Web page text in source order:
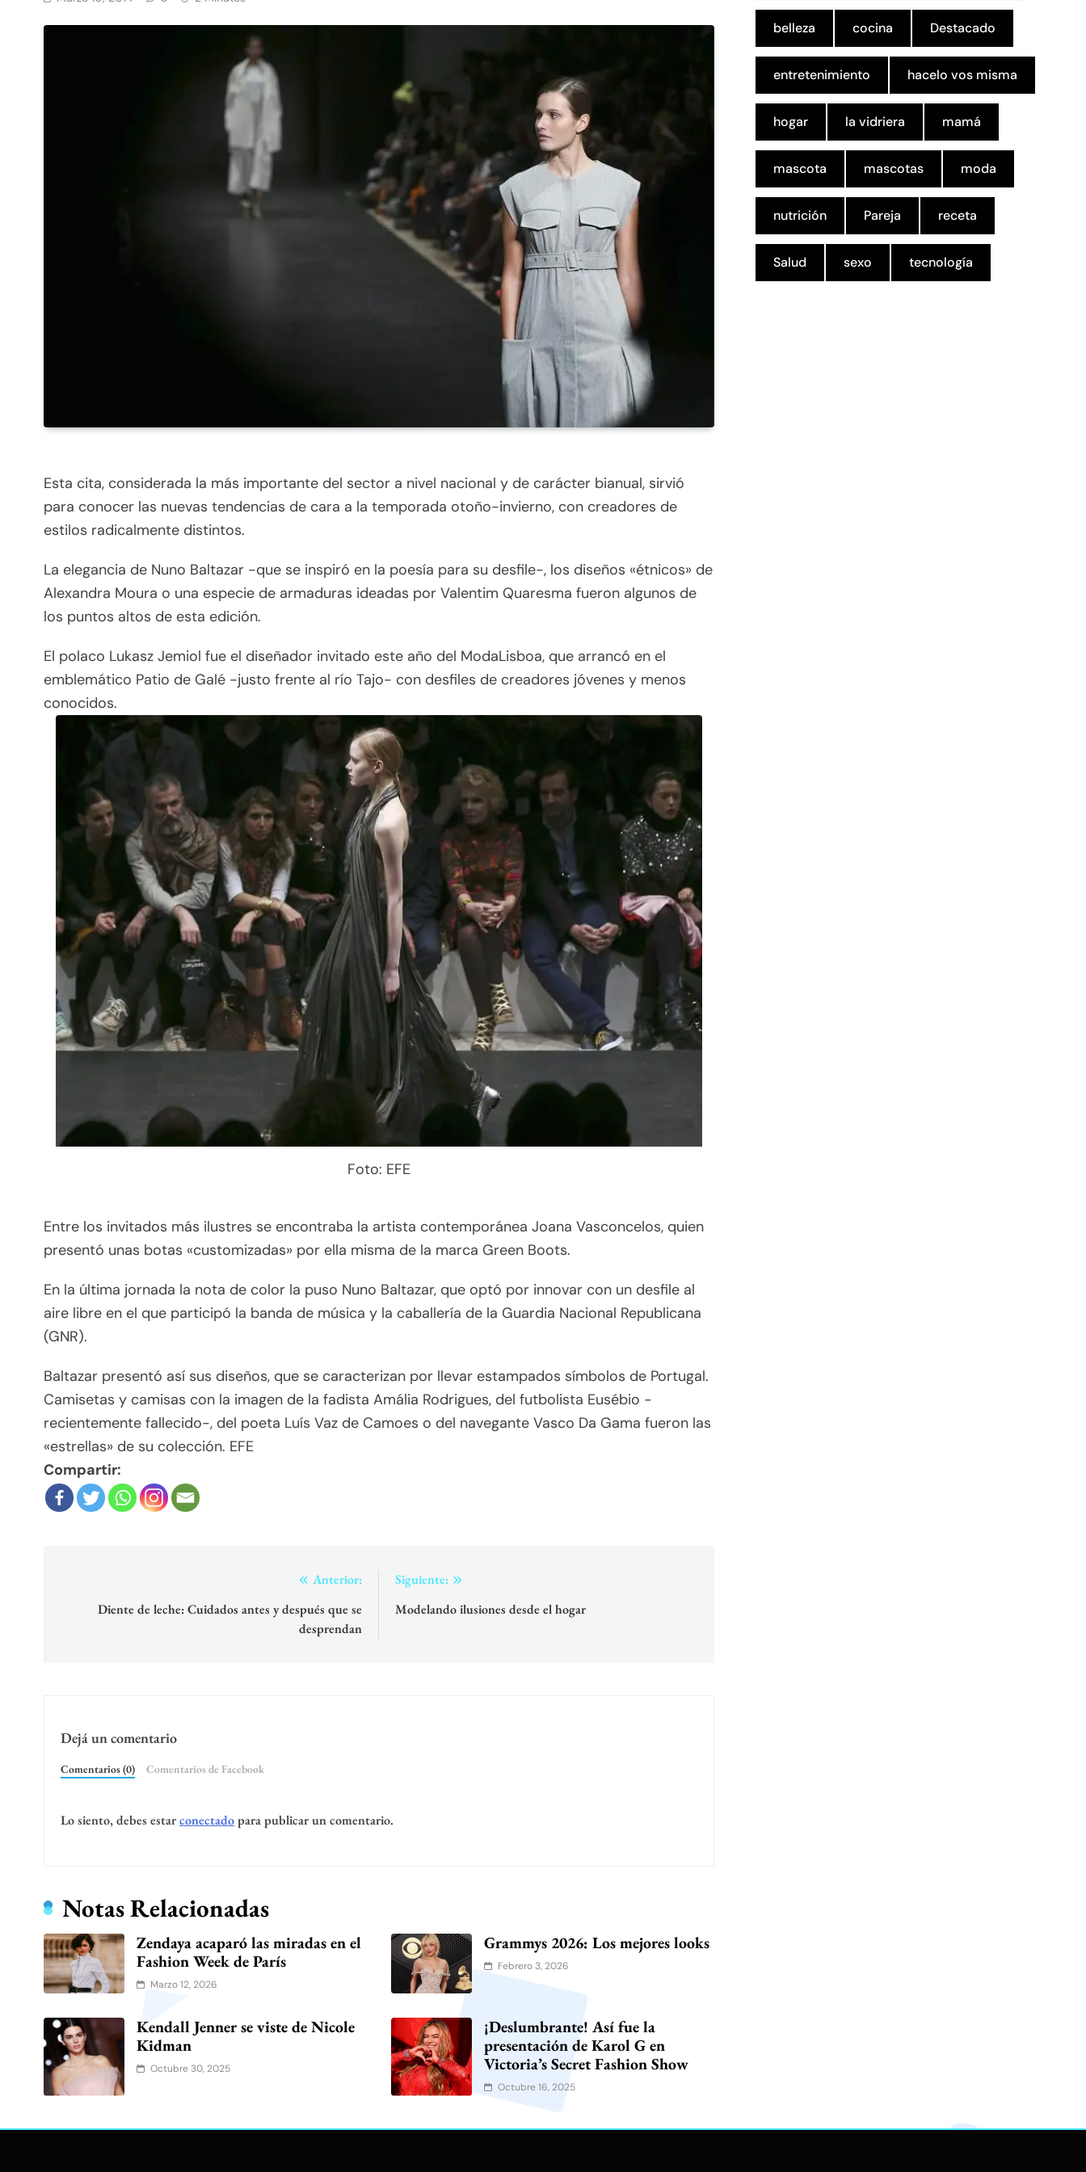
Esta cita, considerada la más importante del sector a nivel nacional y de carácter bianual, sirvió
para conocer las nuevas tendencias de cara a la temporada otoño-invierno, con creadores de
estilos radicalmente distintos.
La elegancia de Nuno Baltazar -que se inspiró en la poesía para su desfile-, los diseños «étnicos» de
Alexandra Moura o una especie de armaduras ideadas por Valentim Quaresma fueron algunos de
los puntos altos de esta edición.
El polaco Lukasz Jemiol fue el diseñador invitado este año del ModaLisboa, que arrancó en el
emblemático Patio de Galé -justo frente al río Tajo- con desfiles de creadores jóvenes y menos
conocidos.
Foto: EFE
Entre los invitados más ilustres se encontraba la artista contemporánea Joana Vasconcelos, quien
presentó unas botas «customizadas» por ella misma de la marca Green Boots.
En la última jornada la nota de color la puso Nuno Baltazar, que optó por innovar con un desfile al
aire libre en el que participó la banda de música y la caballería de la Guardia Nacional Republicana
(GNR).
Baltazar presentó así sus diseños, que se caracterizan por llevar estampados símbolos de Portugal.
Camisetas y camisas con la imagen de la fadista Amália Rodrigues, del futbolista Eusébio -
recientemente fallecido-, del poeta Luís Vaz de Camoes o del navegante Vasco Da Gama fueron las
«estrellas» de su colección. EFE
Compartir:
Anterior:
Diente de leche: Cuidados antes y después que se
desprendan
Siguiente:
Modelando ilusiones desde el hogar
Dejá un comentario
Comentarios (0) Comentarios de Facebook
Lo siento, debes estarconectadopara publicar un comentario.
Notas Relacionadas
Zendaya acaparó las miradas en el
Fashion Week de París
Marzo 12, 2026
Grammys 2026: Los mejores looks
Febrero 3, 2026
Kendall Jenner se viste de Nicole
Kidman
Octubre 30, 2025
¡Deslumbrante! Así fue la
presentación de Karol G en
Victoria’s Secret Fashion Show
Octubre 16, 2025
belleza cocina Destacado
entretenimiento hacelo vos misma
hogar la vidriera mamá
mascota mascotas moda
nutrición Pareja receta
Salud sexo tecnología